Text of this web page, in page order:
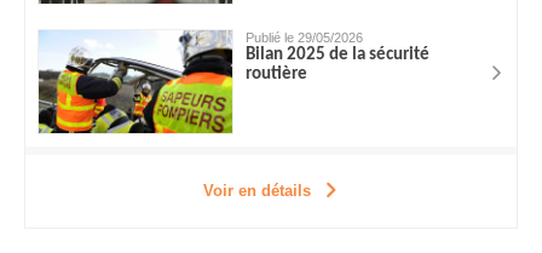
Publié le 29/05/2026
Bilan 2025 de la sécurité
routière
Voir en détails